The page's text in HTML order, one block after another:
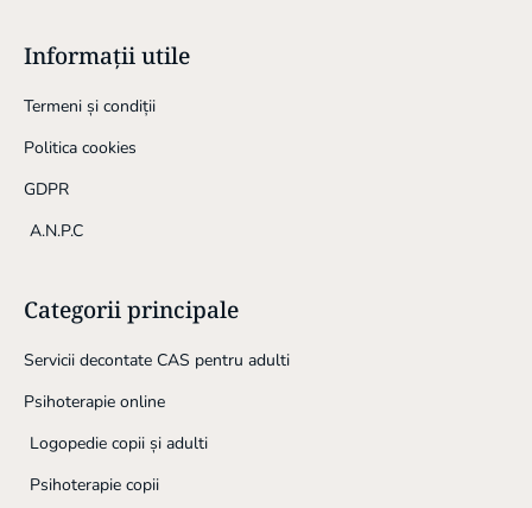
Informații utile
Termeni și condiții
Politica cookies
GDPR
A.N.P.C
Categorii principale
Servicii decontate CAS pentru adulti
Psihoterapie online
Logopedie copii și adulti
Psihoterapie copii